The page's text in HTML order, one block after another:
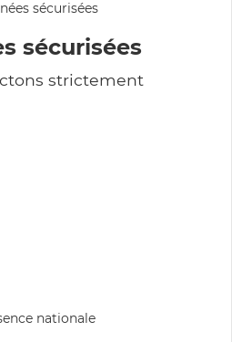
sécurisées
strictement